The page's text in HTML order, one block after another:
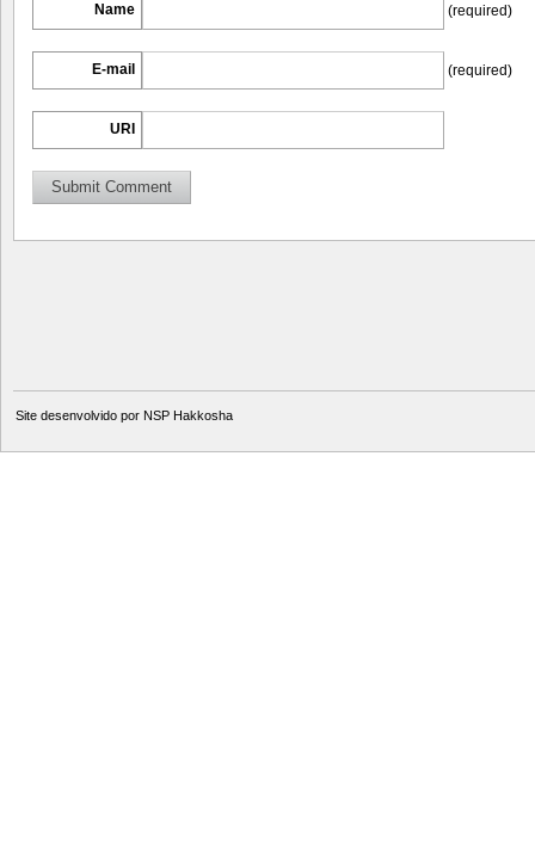
Name (required)
E-mail (required)
URI
Site desenvolvido por NSP Hakkosha